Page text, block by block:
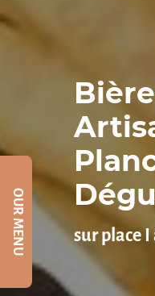
sur place
OUR MENU